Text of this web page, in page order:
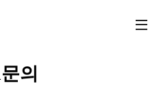
전
의